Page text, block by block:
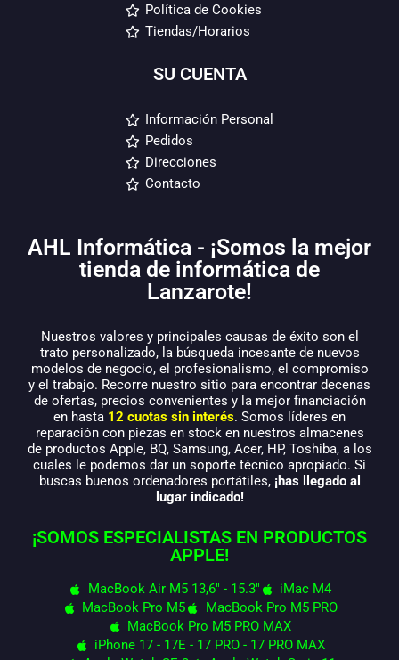
Política de Cookies
Tiendas/Horarios
SU CUENTA
Información Personal
Pedidos
Direcciones
Contacto
AHL Informática - ¡Somos la mejor
tienda de informática de
Lanzarote!
Nuestros valores y principales causas de éxito son el
trato personalizado, la búsqueda incesante de nuevos
modelos de negocio, el profesionalismo, el compromiso
y el trabajo. Recorre nuestro sitio para encontrar decenas
de ofertas, precios convenientes y la mejor financiación
en hasta 12 cuotas sin interés. Somos líderes en
reparación con piezas en stock en nuestros almacenes
de productos Apple, BQ, Samsung, Acer, HP, Toshiba, a los
cuales le podemos dar un soporte técnico apropiado. Si
buscas buenos ordenadores portátiles, ¡has llegado al
lugar indicado!
¡SOMOS ESPECIALISTAS EN PRODUCTOS
APPLE!
MacBook Air M5 13,6" - 15.3"
iMac M4
MacBook Pro M5
MacBook Pro M5 PRO
MacBook Pro M5 PRO MAX
iPhone 17 - 17E - 17 PRO - 17 PRO MAX